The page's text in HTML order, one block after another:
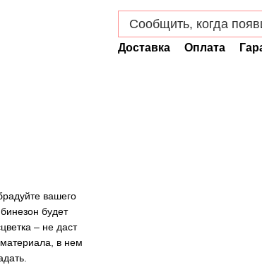
вашего
будет
– не даст
материала, в нем
Сообщить, когда
Доставка Оплата